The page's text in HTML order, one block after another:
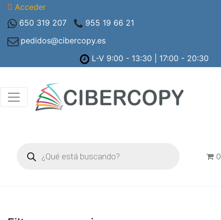
Acceder
650 319 207
955 19 66 21
pedidos@cibercopy.es
L-V 9:00 - 13:30 | 17:00 - 20:30
productos
0